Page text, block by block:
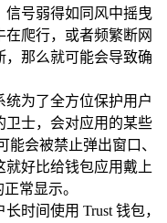
信号弱得如同风中摇曳
爬行，或者频繁断网
，那么就可能会导致确
统为了全方位保护用户
卫士，会对应用的某些
能会被禁止弹出窗口、
好比给钱包应用戴上
常显示。
长时间使用 Trust 钱包，